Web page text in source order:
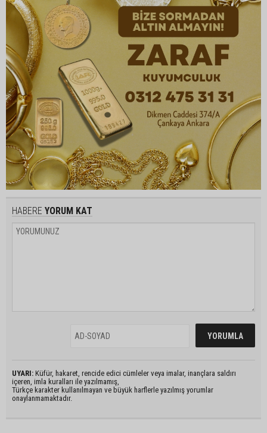
HABERE YORUM KAT
UYARI: Küfür, hakaret, rencide edici cümleler veya imalar, inançlara saldırı
içeren, imla kuralları ile yazılmamış,
Türkçe karakter kullanılmayan ve büyük harflerle yazılmış yorumlar
onaylanmamaktadır.